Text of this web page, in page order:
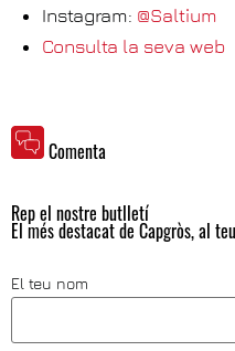
Instagram: @Saltium
Consulta la seva web
Comenta
Rep el nostre butlletí
El més destacat de Capgròs, al
El teu nom